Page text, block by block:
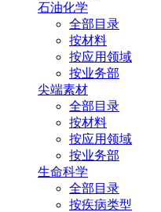
石油化学
全部目录
按材料
按应用领域
按业务部
尖端素材
全部目录
按材料
按应用领域
按业务部
生命科学
全部目录
按疾病类型